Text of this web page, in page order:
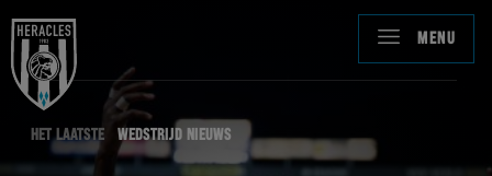
MENU
HET LAATSTE WEDSTRIJD NIEUWS